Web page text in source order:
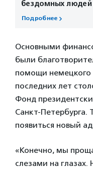
бездомных людей
Подробнее
Основными
были
помощи немецкого
последних лет
Фонд
Санкт-Петербурга.
появиться новый
«Конечно, мы
слезами на